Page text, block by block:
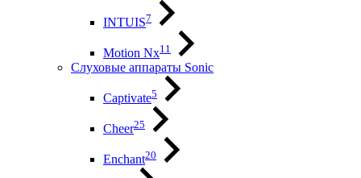
INTUIS7
Motion Nx11
Слуховые аппараты Sonic
Captivate5
Cheer25
Enchant20